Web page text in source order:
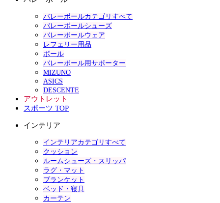
バレーボールカテゴリすべて
バレーボールシューズ
バレーボールウェア
レフェリー用品
ボール
バレーボール用サポーター
MIZUNO
ASICS
DESCENTE
アウトレット
スポーツ TOP
インテリア
インテリアカテゴリすべて
クッション
ルームシューズ・スリッパ
ラグ・マット
ブランケット
ベッド・寝具
カーテン